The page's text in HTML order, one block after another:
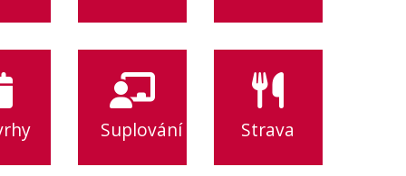
Suplování Strava